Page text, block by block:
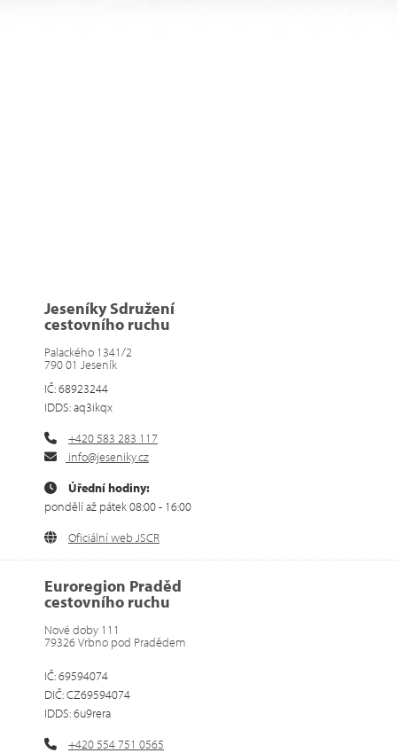
Jeseníky Sdružení
cestovního ruchu
Palackého 1341/2
790 01 Jeseník
IČ: 68923244
IDDS: aq3ikqx
+420 583 283 117
info@jeseniky.cz
Úřední hodiny:
pondělí až pátek 08:00 - 16:00
Oficiální web JSCR
Euroregion Praděd
cestovního ruchu
Nové doby 111
79326 Vrbno pod Pradědem
IČ: 69594074
DIČ: CZ69594074
IDDS: 6u9rera
+420 554 751 0565